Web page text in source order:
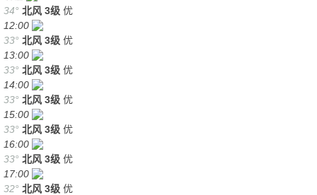
34° 北风 3级 优
12:00
33° 北风 3级 优
13:00
33° 北风 3级 优
14:00
33° 北风 3级 优
15:00
33° 北风 3级 优
16:00
33° 北风 3级 优
17:00
32° 北风 3级 优